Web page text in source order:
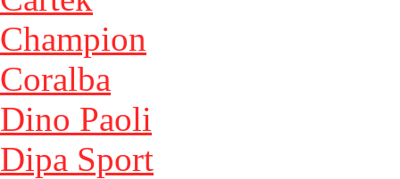
Champion
Coralba
Dino Paoli
Dipa Sport